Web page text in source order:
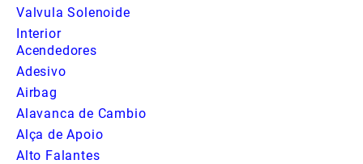
Valvula Solenoide
Interior
Acendedores
Adesivo
Airbag
Alavanca de Cambio
Alça de Apoio
Alto Falantes